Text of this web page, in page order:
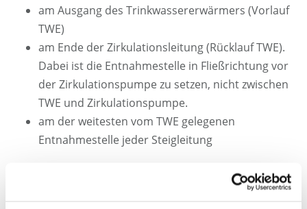
am Ausgang des Trinkwassererwärmers (Vorlauf
TWE)
am Ende der Zirkulationsleitung (Rücklauf TWE).
Dabei ist die Entnahmestelle in Fließrichtung vor
der Zirkulationspumpe zu setzen, nicht zwischen
TWE und Zirkulationspumpe.
am der weitesten vom TWE gelegenen
Entnahmestelle jeder Steigleitung
An dem Trinkwassererwärmer sind Entnahmehähne
anzubringen, die thermisch (abflammen) desinfiziert